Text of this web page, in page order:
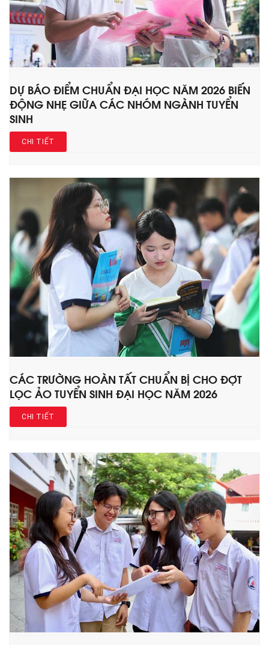
DỰ BÁO ĐIỂM CHUẨN ĐẠI HỌC NĂM 2026 BIẾN
ĐỘNG NHẸ GIỮA CÁC NHÓM NGÀNH TUYỂN
SINH
CHI TIẾT
CÁC TRƯỜNG HOÀN TẤT CHUẨN BỊ CHO ĐỢT
LỌC ẢO TUYỂN SINH ĐẠI HỌC NĂM 2026
CHI TIẾT